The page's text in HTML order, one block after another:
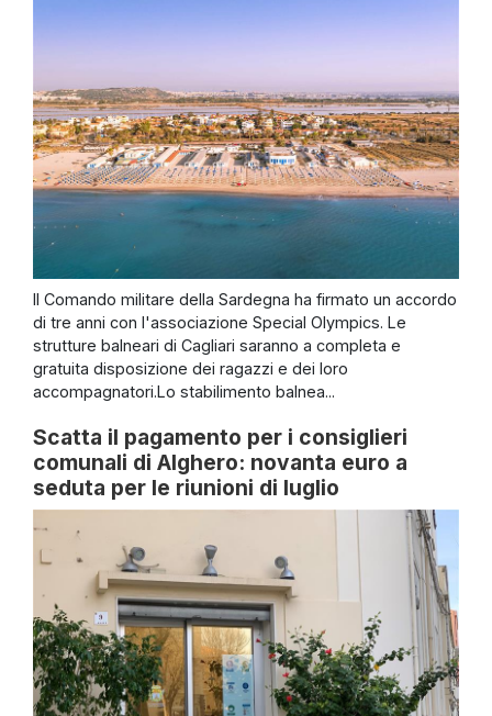
Il Comando militare della Sardegna ha firmato un accordo
di tre anni con l'associazione Special Olympics. Le
strutture balneari di Cagliari saranno a completa e
gratuita disposizione dei ragazzi e dei loro
accompagnatori.Lo stabilimento balnea...
Scatta il pagamento per i consiglieri
comunali di Alghero: novanta euro a
seduta per le riunioni di luglio